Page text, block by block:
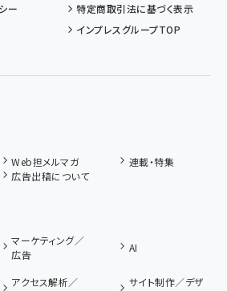
ー
特定商取引法に基づく表示
インプレスグループTOP
Web担メルマガ
連載・特集
広告出稿について
マーケティング／
広告
AI
アクセス解析／
サイト制作／デザ